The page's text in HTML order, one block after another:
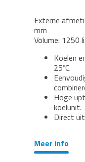
Externe
mm
Volume: 1250
Koelen
25˚C.
Hoge
koelunit.
Direct
Meer info